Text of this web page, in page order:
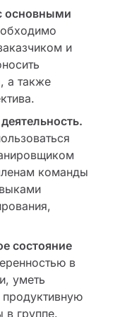
основными
и
а также
команды
состояние
в
уметь
продуктивную
в группе.